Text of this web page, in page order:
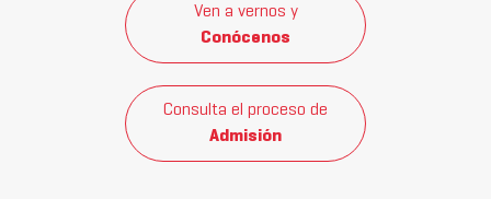
Ven a vernos y
Conócenos
Consulta el proceso de
Admisión